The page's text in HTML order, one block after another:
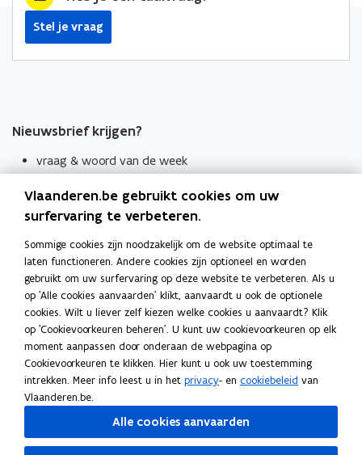
Stel je vraag
Nieuwsbrief krijgen?
vraag & woord van de week
Schrijf je in
Thema's
Taaladviezen
Spellingregels
Tips voor duidelijke taal
Bekijk ook
Spellingtests
Boek- en webwijzer
Vlaanderen.be gebruikt cookies om uw
surfervaring te verbeteren.
Sommige cookies zijn noodzakelijk om de website optimaal te
laten functioneren. Andere cookies zijn optioneel en worden
gebruikt om uw surfervaring op deze website te verbeteren. Als u
op 'Alle cookies aanvaarden' klikt, aanvaardt u ook de optionele
cookies. Wilt u liever zelf kiezen welke cookies u aanvaardt? Klik
op 'Cookievoorkeuren beheren'. U kunt uw cookievoorkeuren op elk
moment aanpassen door onderaan de webpagina op
Cookievoorkeuren te klikken. Hier kunt u ook uw toestemming
intrekken. Meer info leest u in het privacy- en cookiebeleid van
Vlaanderen.be.
Alle cookies aanvaarden